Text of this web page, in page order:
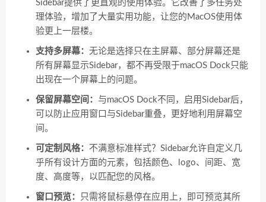
Sidebar提供了更直观的使用体验。它改善了多任务处
理体验，增加了大量实用功能，让您的MacOS使用体
验更上一层楼。
支持多屏幕： 无论是选择只在主屏幕、部分屏幕还是
所有屏幕显示Sidebar，都不再受限于macOS Dock只能
出现在一个屏幕上的问题。
保留屏幕空间： 与macOS Dock不同，启用Sidebar后，
可以防止应用窗口与Sidebar重叠，更好地利用屏幕空
间。
可定制风格： 不满意标准样式？Sidebar允许自定义几
乎所有设计方面的元素，包括颜色、logo、间距、宽
度、高度等，以匹配您的风格。
窗口预览：
只需将鼠标悬停在应用上，即可预览其所